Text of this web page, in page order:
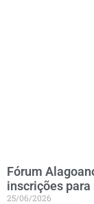
Fórum
inscrições
25/06/2026